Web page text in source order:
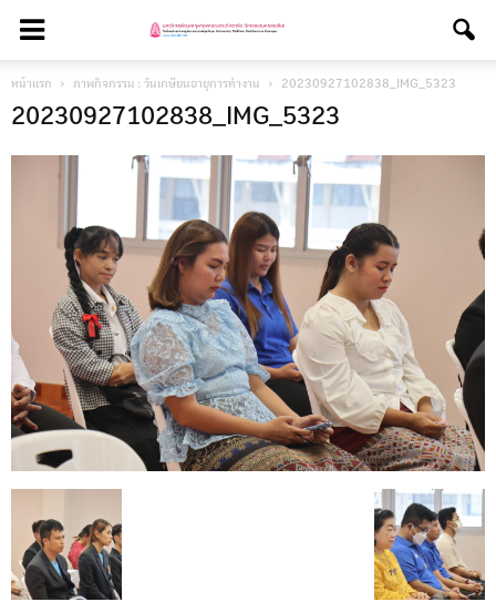
หน้าแรก ภาพกิจกรรม : วันเกษียนอายุการทำงาน 20230927102838_IMG_5323
20230927102838_IMG_5323